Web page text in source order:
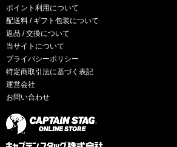
ポイント利用について
配送料 / ギフト包装について
返品 / 交換について
当サイトについて
プライバシーポリシー
特定商取引法に基づく表記
運営会社
お問い合わせ